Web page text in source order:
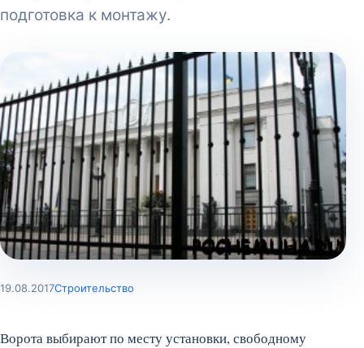
подготовка к монтажу.
19.08.2017Строительство
Ворота выбирают по месту установки, свободному